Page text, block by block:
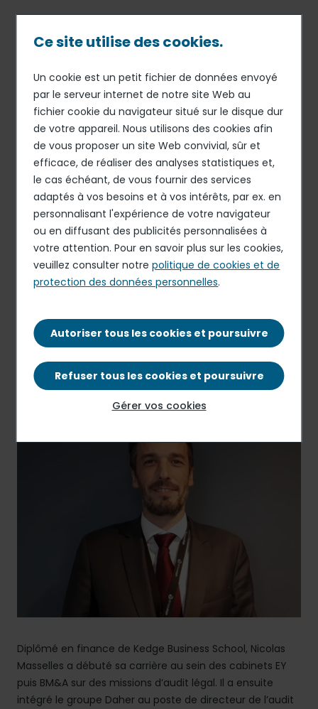
principal
Fil
d'Ariane
13 DÉC 18 ORGANISATION
Nicolas Masselles nommé
directeur audit et contrôle
interne d’Elior Group
Elior Group annonce la nomination de Nicolas Masselles
au poste de directeur audit et contrôle interne d’Elior
Group. Rattaché à Philippe Guillemot, directeur général
d’Elior Group, il rapporte opérationnellement à Esther
Gaide, directrice financière d’Elior Group.
Communiqué de presse
PDF - 96.21 Ko
Diplômé en finance de Kedge Business School, Nicolas
Masselles a débuté sa carrière au sein des cabinets EY
puis BM&A sur des missions d’audit légal. Il a ensuite
intégré le groupe Daher au poste de directeur de l’audit
Ce site utilise des cookies.
Un cookie est un petit fichier de données envoyé
par le serveur internet de notre site Web au
fichier cookie du navigateur situé sur le disque dur
de votre appareil. Nous utilisons des cookies afin
de vous proposer un site Web convivial, sûr et
efficace, de réaliser des analyses statistiques et,
le cas échéant, de vous fournir des services
adaptés à vos besoins et à vos intérêts, par ex. en
personnalisant l'expérience de votre navigateur
ou en diffusant des publicités personnalisées à
votre attention. Pour en savoir plus sur les cookies,
veuillez consulter notrepolitique de cookies et de
protection des données personnelles.
Autoriser tous les cookies et poursuivre
Refuser tous les cookies et poursuivre
Gérer vos cookies